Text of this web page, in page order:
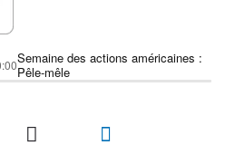
Semaine des actions américaines :
Pêle-mêle